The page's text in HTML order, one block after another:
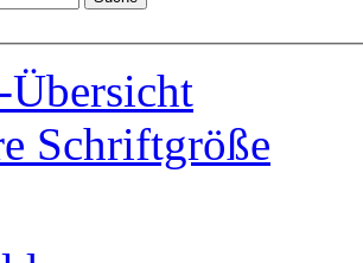
Übersicht
Schriftgröße